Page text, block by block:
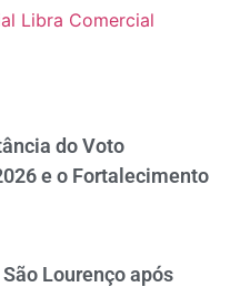
Libra Comercial
do Voto
e o Fortalecimento
Lourenço após